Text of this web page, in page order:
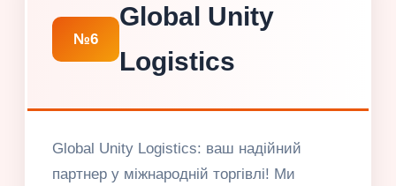
№6
Global Unity
Logistics
Global Unity Logistics: ваш надійний
партнер у міжнародній торгівлі! Ми